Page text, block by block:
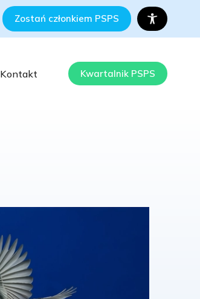
Zostań członkiem PSPS
Kontakt Kwartalnik PSPS